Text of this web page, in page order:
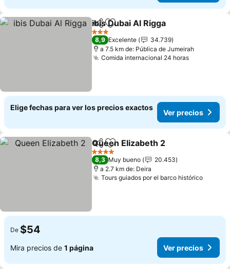
CompartirAgregar a favoritos
ibis Dubai Al Rigga
3 Estrellas
8,9 Excelente
34.739
a 7.5 km de: Pública de Jumeirah
Comida internacional 24 horas
Elige fechas para ver los precios exactos
Ver precios
CompartirAgregar a favoritos
Queen Elizabeth 2
4 Estrellas
8,3 Muy bueno
20.453
a 2.7 km de: Deira
Tours guiados por el barco histórico
De $54
Mira precios de 1 página Ver precios